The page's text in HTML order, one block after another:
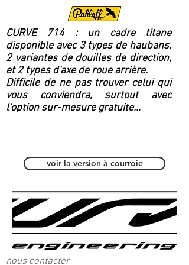
CURVE 714 : un cadre titane
disponible avec 3 types de haubans,
2 variantes de douilles de direction,
et 2 types d'axe de roue arrière.
Difficile de ne pas trouver celui qui
vous conviendra, surtout avec
l'option sur-mesure gratuite...
voir la version à courroie
nous contacter